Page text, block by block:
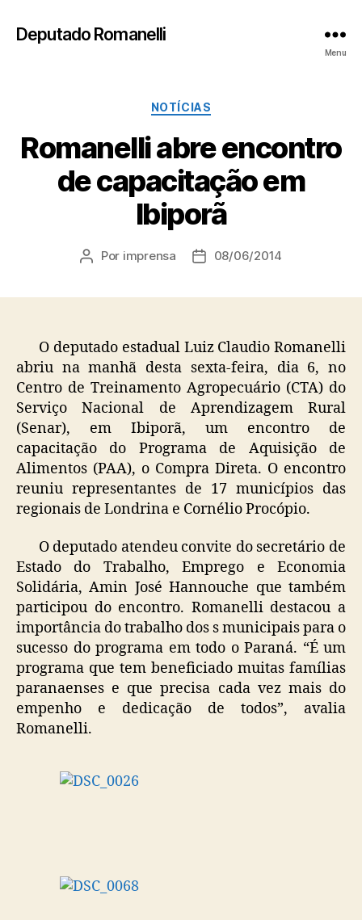
Deputado Romanelli
Menu
Categorias
NOTÍCIAS
Romanelli abre encontro
de capacitação em
Ibiporã
Autor
Por imprensa
Data08/06/2014
O deputado estadual Luiz Claudio Romanelli
abriu na manhã desta sexta-feira, dia 6, no
Centro de Treinamento Agropecuário (CTA) do
Serviço Nacional de Aprendizagem Rural
(Senar), em Ibiporã, um encontro de
capacitação do Programa de Aquisição de
Alimentos (PAA), o Compra Direta. O encontro
reuniu representantes de 17 municípios das
regionais de Londrina e Cornélio Procópio.
O deputado atendeu convite do secretário de
Estado do Trabalho, Emprego e Economia
Solidária, Amin José Hannouche que também
participou do encontro. Romanelli destacou a
importância do trabalho dos s municipais para o
sucesso do programa em todo o Paraná. “É um
programa que tem beneficiado muitas famílias
paranaenses e que precisa cada vez mais do
empenho e dedicação de todos”, avalia
Romanelli.